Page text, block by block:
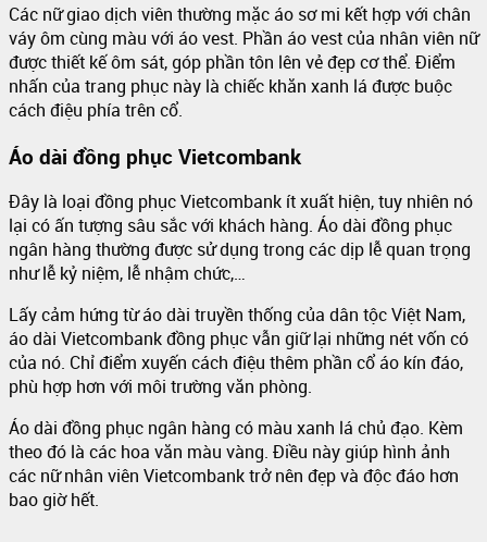
Các nữ giao dịch viên thường mặc áo sơ mi kết hợp với chân
váy ôm cùng màu với áo vest. Phần áo vest của nhân viên nữ
được thiết kế ôm sát, góp phần tôn lên vẻ đẹp cơ thể. Điểm
nhấn của trang phục này là chiếc khăn xanh lá được buộc
cách điệu phía trên cổ.
Áo dài đồng phục Vietcombank
Đây là loại đồng phục Vietcombank ít xuất hiện, tuy nhiên nó
lại có ấn tượng sâu sắc với khách hàng. Áo dài đồng phục
ngân hàng thường được sử dụng trong các dịp lễ quan trọng
như lễ kỷ niệm, lễ nhậm chức,…
Lấy cảm hứng từ áo dài truyền thống của dân tộc Việt Nam,
áo dài Vietcombank đồng phục vẫn giữ lại những nét vốn có
của nó. Chỉ điểm xuyến cách điệu thêm phần cổ áo kín đáo,
phù hợp hơn với môi trường văn phòng.
Áo dài đồng phục ngân hàng có màu xanh lá chủ đạo. Kèm
theo đó là các hoa văn màu vàng. Điều này giúp hình ảnh
các nữ nhân viên Vietcombank trở nên đẹp và độc đáo hơn
bao giờ hết.